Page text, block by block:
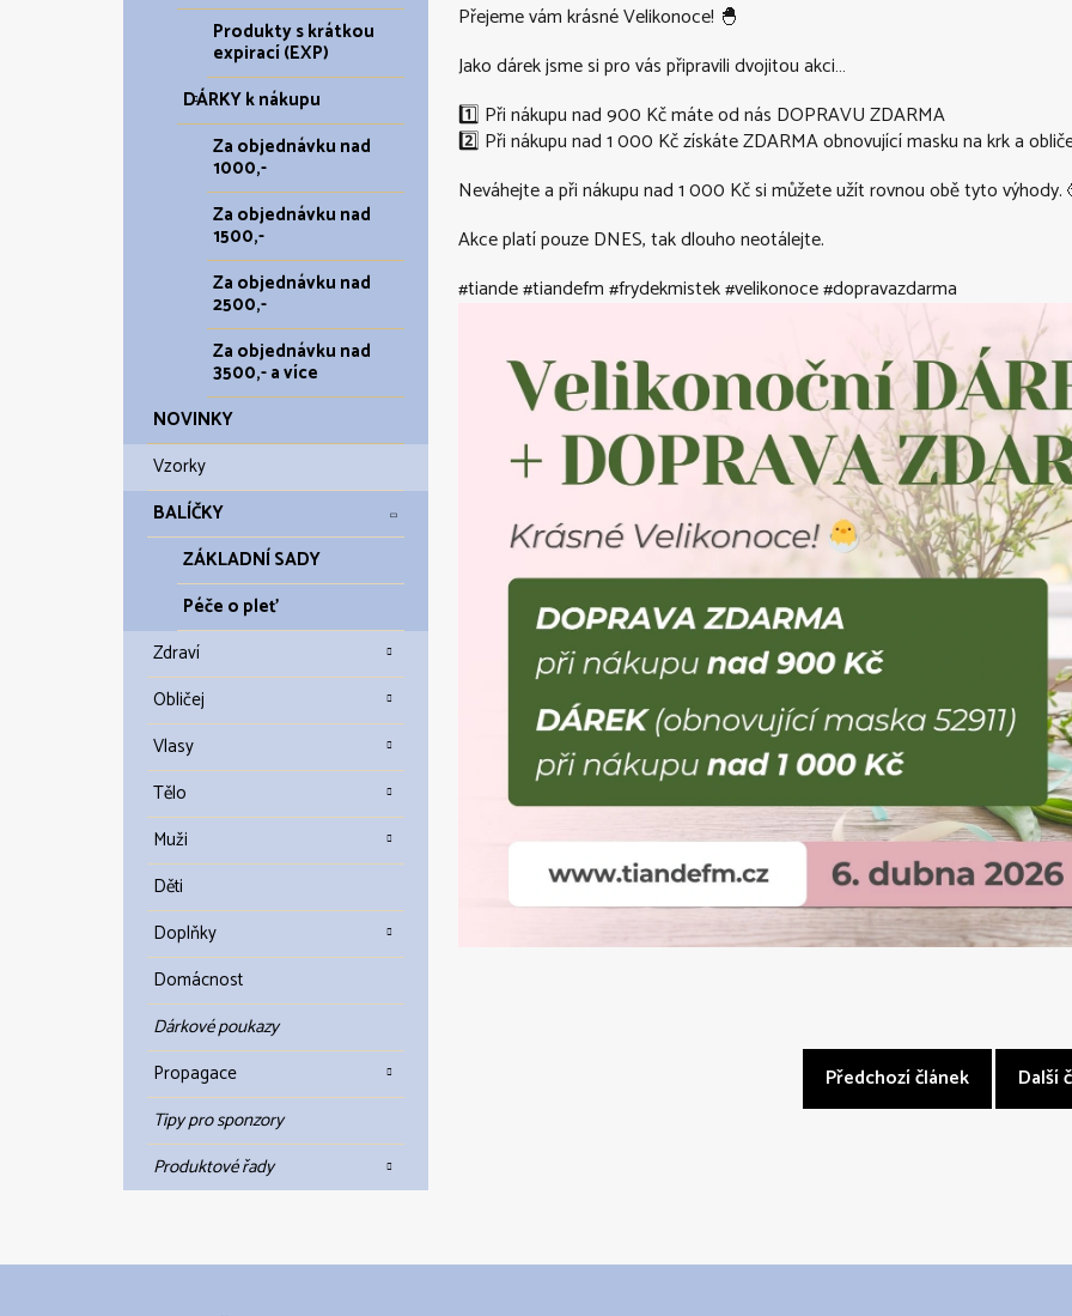
Produkty s krátkou
expirací (EXP)
DÁRKY k nákupu
Za objednávku nad
1000,-
Za objednávku nad
1500,-
Za objednávku nad
2500,-
Za objednávku nad
3500,- a více
NOVINKY
Vzorky
BALÍČKY
ZÁKLADNÍ SADY
Péče o pleť
Zdraví
Obličej
Vlasy
Tělo
Muži
Děti
Doplňky
Domácnost
Dárkové poukazy
Propagace
Tipy pro sponzory
Produktové řady
Přejeme vám krásné Velikonoce! 🐣
Jako dárek jsme si pro vás připravili dvojitou akci…
1️⃣ Při nákupu nad 900 Kč máte od nás DOPRAVU ZDARMA
2️⃣ Při nákupu nad 1 000 Kč získáte ZDARMA obnovující masku na krk a
Neváhejte a při nákupu nad 1 000 Kč si můžete užít rovnou obě tyto výhody.
Akce platí pouze DNES, tak dlouho neotálejte.
#tiande #tiandefm #frydekmistek #velikonoce #dopravazdarma
Předchozí článek Další